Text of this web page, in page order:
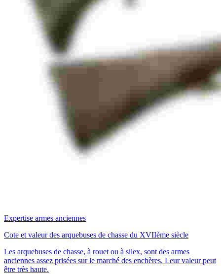
Expertise armes anciennes
Cote et valeur des arquebuses de chasse du XVIIème siècle
Les arquebuses de chasse, à rouet ou à silex, sont des armes
anciennes assez prisées sur le marché des enchères. Leur valeur peut
être très haute.